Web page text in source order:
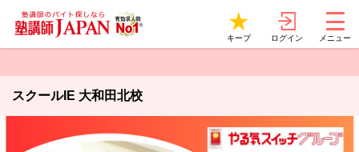
キープ ログイン メニュー
スクールIE 大和田北校